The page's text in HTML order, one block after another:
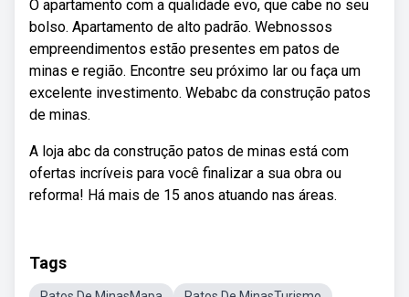
O apartamento com a qualidade evo, que cabe no seu
bolso. Apartamento de alto padrão. Webnossos
empreendimentos estão presentes em patos de
minas e região. Encontre seu próximo lar ou faça um
excelente investimento. Webabc da construção patos
de minas.
A loja abc da construção patos de minas está com
ofertas incríveis para você finalizar a sua obra ou
reforma! Há mais de 15 anos atuando nas áreas.
Tags